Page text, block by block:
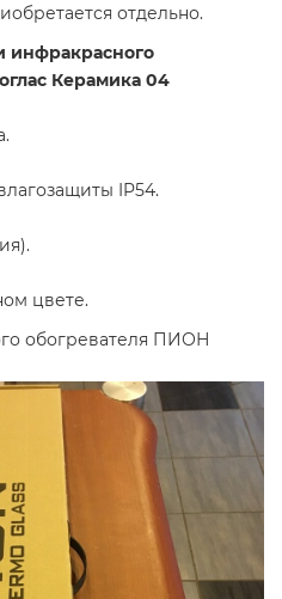
отдельно.
инфракрасного
Керамика 04
IP54.
цвете.
обогревателя ПИОН